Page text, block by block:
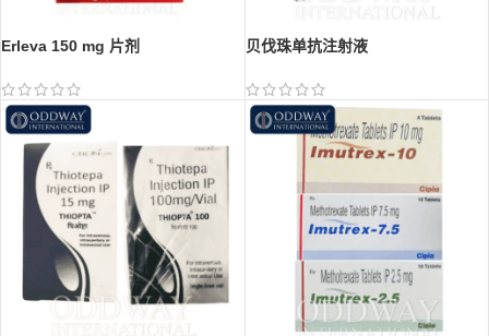
Erleva 150 mg 片剂 贝伐珠单抗注射液